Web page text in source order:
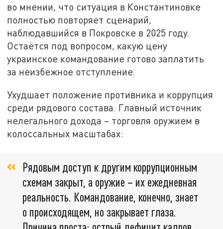
во мнении, что ситуация в Константиновке
полностью повторяет сценарий,
наблюдавшийся в Покровске в 2025 году.
Остаётся под вопросом, какую цену
украинское командование готово заплатить
за неизбежное отступление.
Ухудшает положение противника и коррупция
среди рядового состава. Главный источник
нелегального дохода – торговля оружием в
колоссальных масштабах:
Рядовым доступ к другим коррупционным
схемам закрыт, а оружие – их ежедневная
реальность. Командование, конечно, знает
о происходящем, но закрывает глаза.